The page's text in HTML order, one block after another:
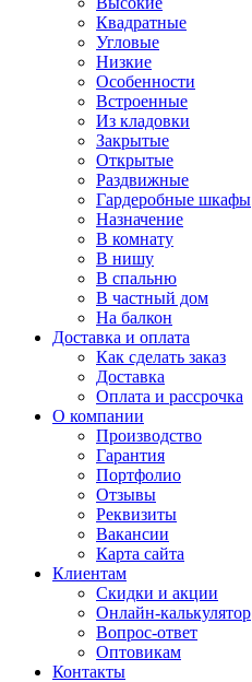
Квадратные
Угловые
Низкие
Особенности
Встроенные
Из кладовки
Закрытые
Открытые
Раздвижные
Гардеробные шкафы
Назначение
В комнату
В нишу
В спальню
В частный дом
На балкон
Доставка и оплата
Как сделать заказ
Доставка
Оплата и рассрочка
О компании
Производство
Гарантия
Портфолио
Отзывы
Реквизиты
Вакансии
Карта сайта
Клиентам
Скидки и акции
Онлайн-калькулятор
Вопрос-ответ
Оптовикам
Контакты